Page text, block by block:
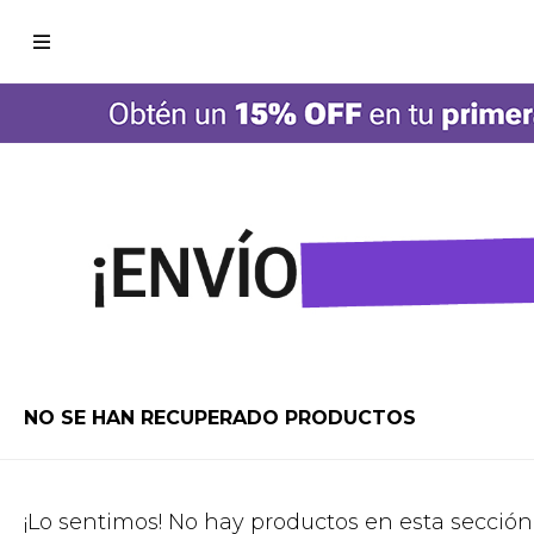

NO SE HAN RECUPERADO PRODUCTOS
¡Lo sentimos! No hay productos en esta